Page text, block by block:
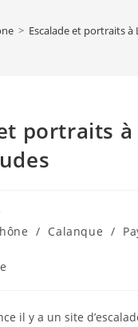
> Escalade et portraits
portraits à
/ Calanque /
il y a un site